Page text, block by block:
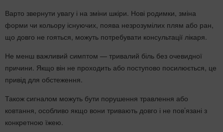
Варто звернути увагу і на зміни шкіри. Нові родимки, зміна
форми чи кольору існуючих, поява незрозумілих плям або ран,
що довго не гояться, можуть потребувати консультації лікаря.
Не менш важливий симптом — тривалий біль без очевидної
причини. Якщо він не проходить або поступово посилюється, це
привід для обстеження.
Також сигналом можуть бути порушення травлення або
ковтання, особливо якщо вони тривають довго і не пов’язані з
конкретною їжею.